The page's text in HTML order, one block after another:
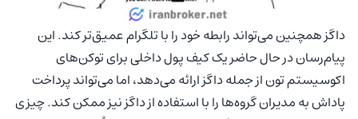
داگز همچنین می‌تواند رابطه خود را با تلگرام عمیق‌تر کند. این
پیام‌رسان در حال حاضر یک کیف پول داخلی برای توکن‌های
اکوسیستم تون از جمله داگز ارائه می‌دهد، اما می‌تواند پرداخت
پاداش به مدیران گروه‌ها را با استفاده از داگز نیز ممکن کند. چیزی